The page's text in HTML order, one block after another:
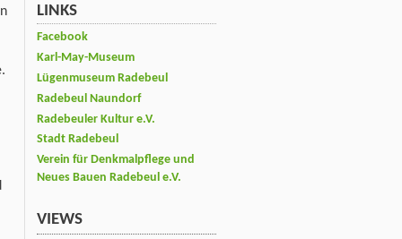
LINKS
Facebook
Karl-May-Museum
Lügenmuseum Radebeul
Radebeul Naundorf
Radebeuler Kultur e.V.
Stadt Radebeul
Verein für Denkmalpflege und
Neues Bauen Radebeul e.V.
VIEWS